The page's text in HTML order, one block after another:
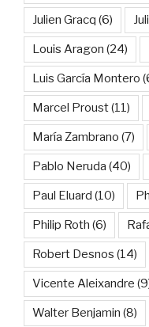
Julien Gracq (6)
Louis Aragon (24)
Luis García Montero
Marcel Proust(11)
María Zambrano (7)
Pablo Neruda (40)
Paul Eluard (10)
Philip Roth (6)
Robert Desnos (14)
Vicente Aleixandre
Walter Benjamin (8)